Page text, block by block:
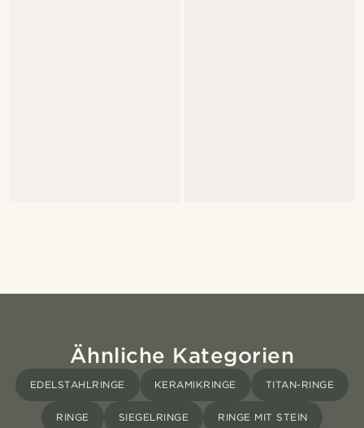
Ähnliche Kategorien
EDELSTAHLRINGE KERAMIKRINGE TITAN-RINGE
RINGE SIEGELRINGE RINGE MIT STEIN